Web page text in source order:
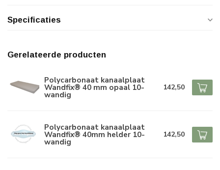
Specificaties
Gerelateerde producten
Polycarbonaat kanaalplaat
Wandfix® 40 mm opaal 10-
wandig
142,50
Polycarbonaat kanaalplaat
Wandfix® 40mm helder 10-
wandig
142,50